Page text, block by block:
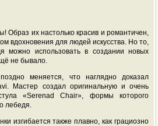
Образ их настолько красив и романтичен,
вдохновения для людей искусства. Но то,
можно использовать в создании новых
не бывало.
меняется, что наглядно доказал
Мастер создал оригинальную и очень
«Serenad Chair», формы которого
лебедя.
изгибается также плавно, как грациозно